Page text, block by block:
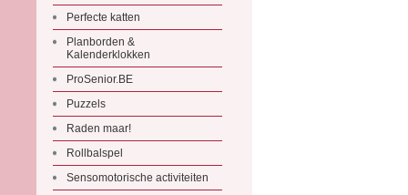
Perfecte katten
Planborden &
Kalenderklokken
ProSenior.BE
Puzzels
Raden maar!
Rollbalspel
Sensomotorische activiteiten